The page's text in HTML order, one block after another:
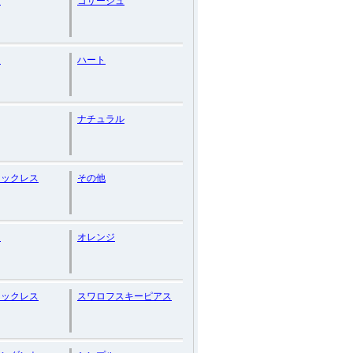
ハート
ナチュラル
クレス その他
オレンジ
クレス スワロフスキーピアス